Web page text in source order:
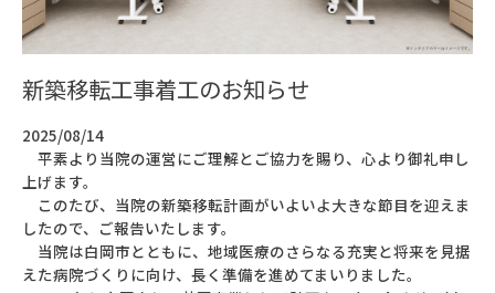
新築移転工事着工のお知らせ
2025/08/14
平素より当院の運営にご理解とご協力を賜り、心より御礼申し
上げます。
このたび、当院の新築移転計画がいよいよ大きな節目を迎えま
したので、ご報告いたします。
当院は白岡市とともに、地域医療のさらなる充実と将来を見据
えた病院づくりに向け、長く準備を進めてまいりました。